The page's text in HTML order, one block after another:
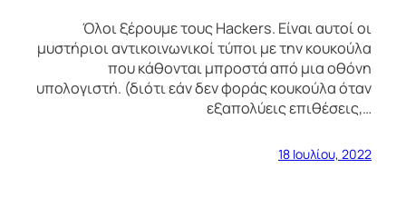
Όλοι ξέρουμε τους Hackers. Είναι αυτοί οι
μυστήριοι αντικοινωνικοί τύποι με την κουκούλα
που κάθονται μπροστά από μια οθόνη
υπολογιστή. (διότι εάν δεν φοράς κουκούλα όταν
εξαπολύεις επιθέσεις,…
18 Ιουλίου, 2022